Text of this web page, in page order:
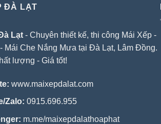
ĐÀ LẠT
Lạt - Chuyên thiết kế, thi công Mái Xếp -
Mái Che Nắng Mưa tại Đà Lạt, Lâm Đồng.
lượng - Giá tốt!
www.maixepdalat.com
Zalo: 0915.696.955
m.me/maixepdalathoaphat